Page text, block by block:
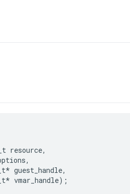
resource,
,
* guest_handle,
* vmar_handle);